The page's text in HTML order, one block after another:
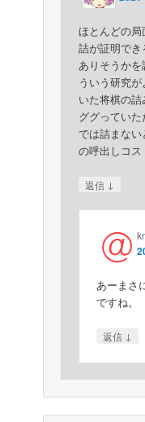
ほとんどの
詰が証明で
ありそうか
ういう研究
いた将棋の
ググってい
では詰まな
の呼出しコス
返信 ↓
あーまさ
ですね。
返信 ↓